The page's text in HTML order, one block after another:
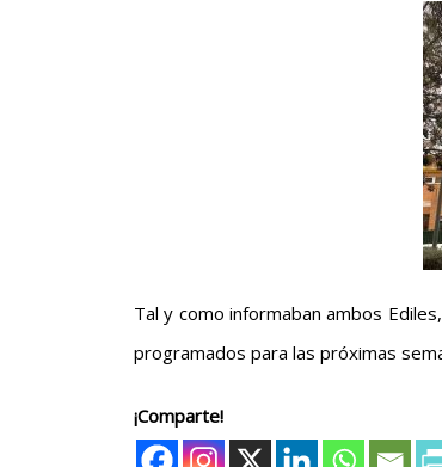
Tal y como informaban ambos
programados para las próximas
¡Comparte!